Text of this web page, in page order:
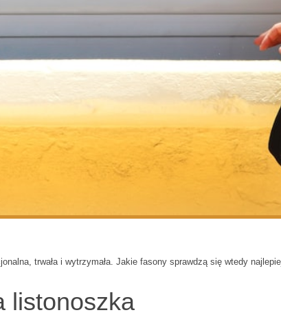
trwała i wytrzymała. Jakie fasony sprawdzą się wtedy
listonoszka